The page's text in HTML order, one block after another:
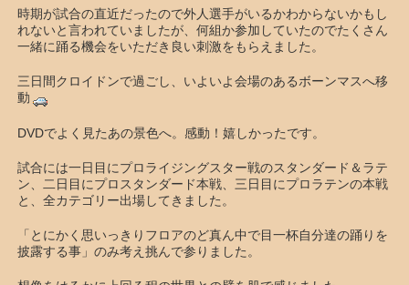
時期が試合の直近だったので外人選手がいるかわからないかもし
れないと言われていましたが、何組か参加していたのでたくさん
一緒に踊る機会をいただき良い刺激をもらえました。
三日間クロイドンで過ごし、いよいよ会場のあるボーンマスへ移
動
DVDでよく見たあの景色へ。感動！嬉しかったです。
試合には一日目にプロライジングスター戦のスタンダード＆ラテ
ン、二日目にプロスタンダード本戦、三日目にプロラテンの本戦
と、全カテゴリー出場してきました。
「とにかく思いっきりフロアのど真ん中で目一杯自分達の踊りを
披露する事」のみ考え挑んで参りました。